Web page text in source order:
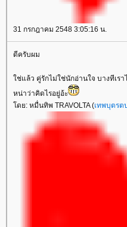
31 กรกฎาคม 2548 3:05:16 น.
ดีครับผม
ช่แล้ว คู่รักไม่ใช่นักอ่านใจ บางทีเรา
หน่าว่าคิดไรอยู่อ้ะ
ดย: หมื่นทิพ TRAVOLTA (เทพบุตรต